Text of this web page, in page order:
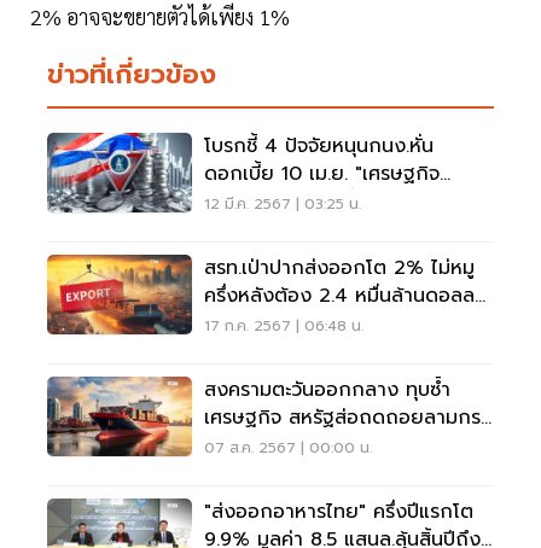
2% อาจจะขยายตัวได้เพียง 1%
ข่าวที่เกี่ยวข้อง
โบรกชี้ 4 ปัจจัยหนุนกนง.หั่น
ดอกเบี้ย 10 เม.ย. "เศรษฐกิจ
-บอนด์ยีลด์10 ปีต่ำ"
12 มี.ค. 2567 | 03:25 น.
สรท.เป่าปากส่งออกโต 2% ไม่หมู
ครึ่งหลังต้อง 2.4 หมื่นล้านดอลลาร์
ต่อเดือน
17 ก.ค. 2567 | 06:48 น.
สงครามตะวันออกกลาง ทุบซํ้า
เศรษฐกิจ สหรัฐส่อถดถอยลามกระ
ทบไทย
07 ส.ค. 2567 | 00:00 น.
"ส่งออกอาหารไทย" ครึ่งปีแรกโต
9.9% มูลค่า 8.5 แสนล.ลุ้นสิ้นปีถึง